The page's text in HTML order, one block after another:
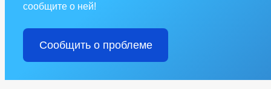
сообщите о ней!
Сообщить о проблеме